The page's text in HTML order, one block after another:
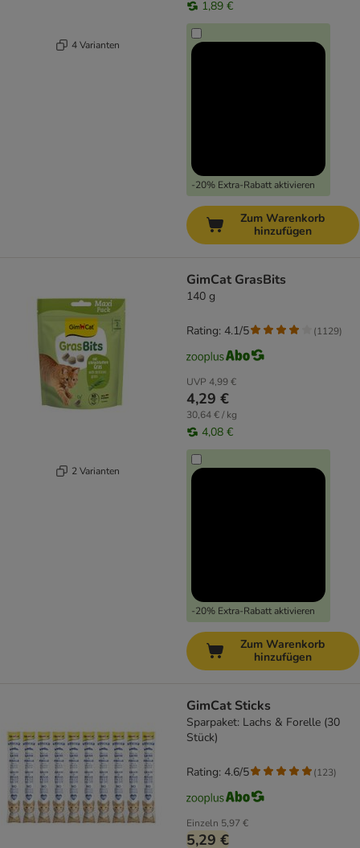
4 Varianten
1,89 €
-20% Extra-Rabatt aktivieren
Zum Warenkorb
hinzufügen
2 Varianten
GimCat GrasBits
140 g
UVP 4,99 €
4,29 €
30,64 € / kg
4,08 €
-20% Extra-Rabatt aktivieren
Rating: 4.1/5 (1129)
Zum Warenkorb
hinzufügen
GimCat Sticks
Sparpaket: Lachs & Forelle (30
Stück)
Einzeln 5,97 €
5,29 €
Rating: 4.6/5 (123)